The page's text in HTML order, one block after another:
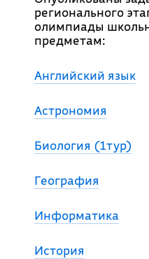
регионального
олимпиады
предметам:
Английский язык
Астрономия
Биология (1тур)
География
Информатика
История